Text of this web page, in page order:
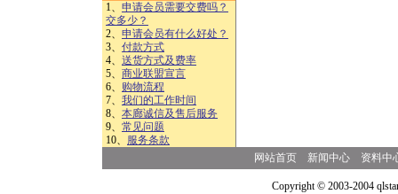
1、 申请会员需要交费吗？
交多少？
2、 申请会员有什么好处？
3、 付款方式
4、 送货方式及费率
5、 商业联盟宣言
6、 购物流程
7、 我们的工作时间
8、 本廊诚信及售后服务
9、 常见问题
10、 服务条款
网站首页 新闻中心 资料中
Copyright © 2003-2004